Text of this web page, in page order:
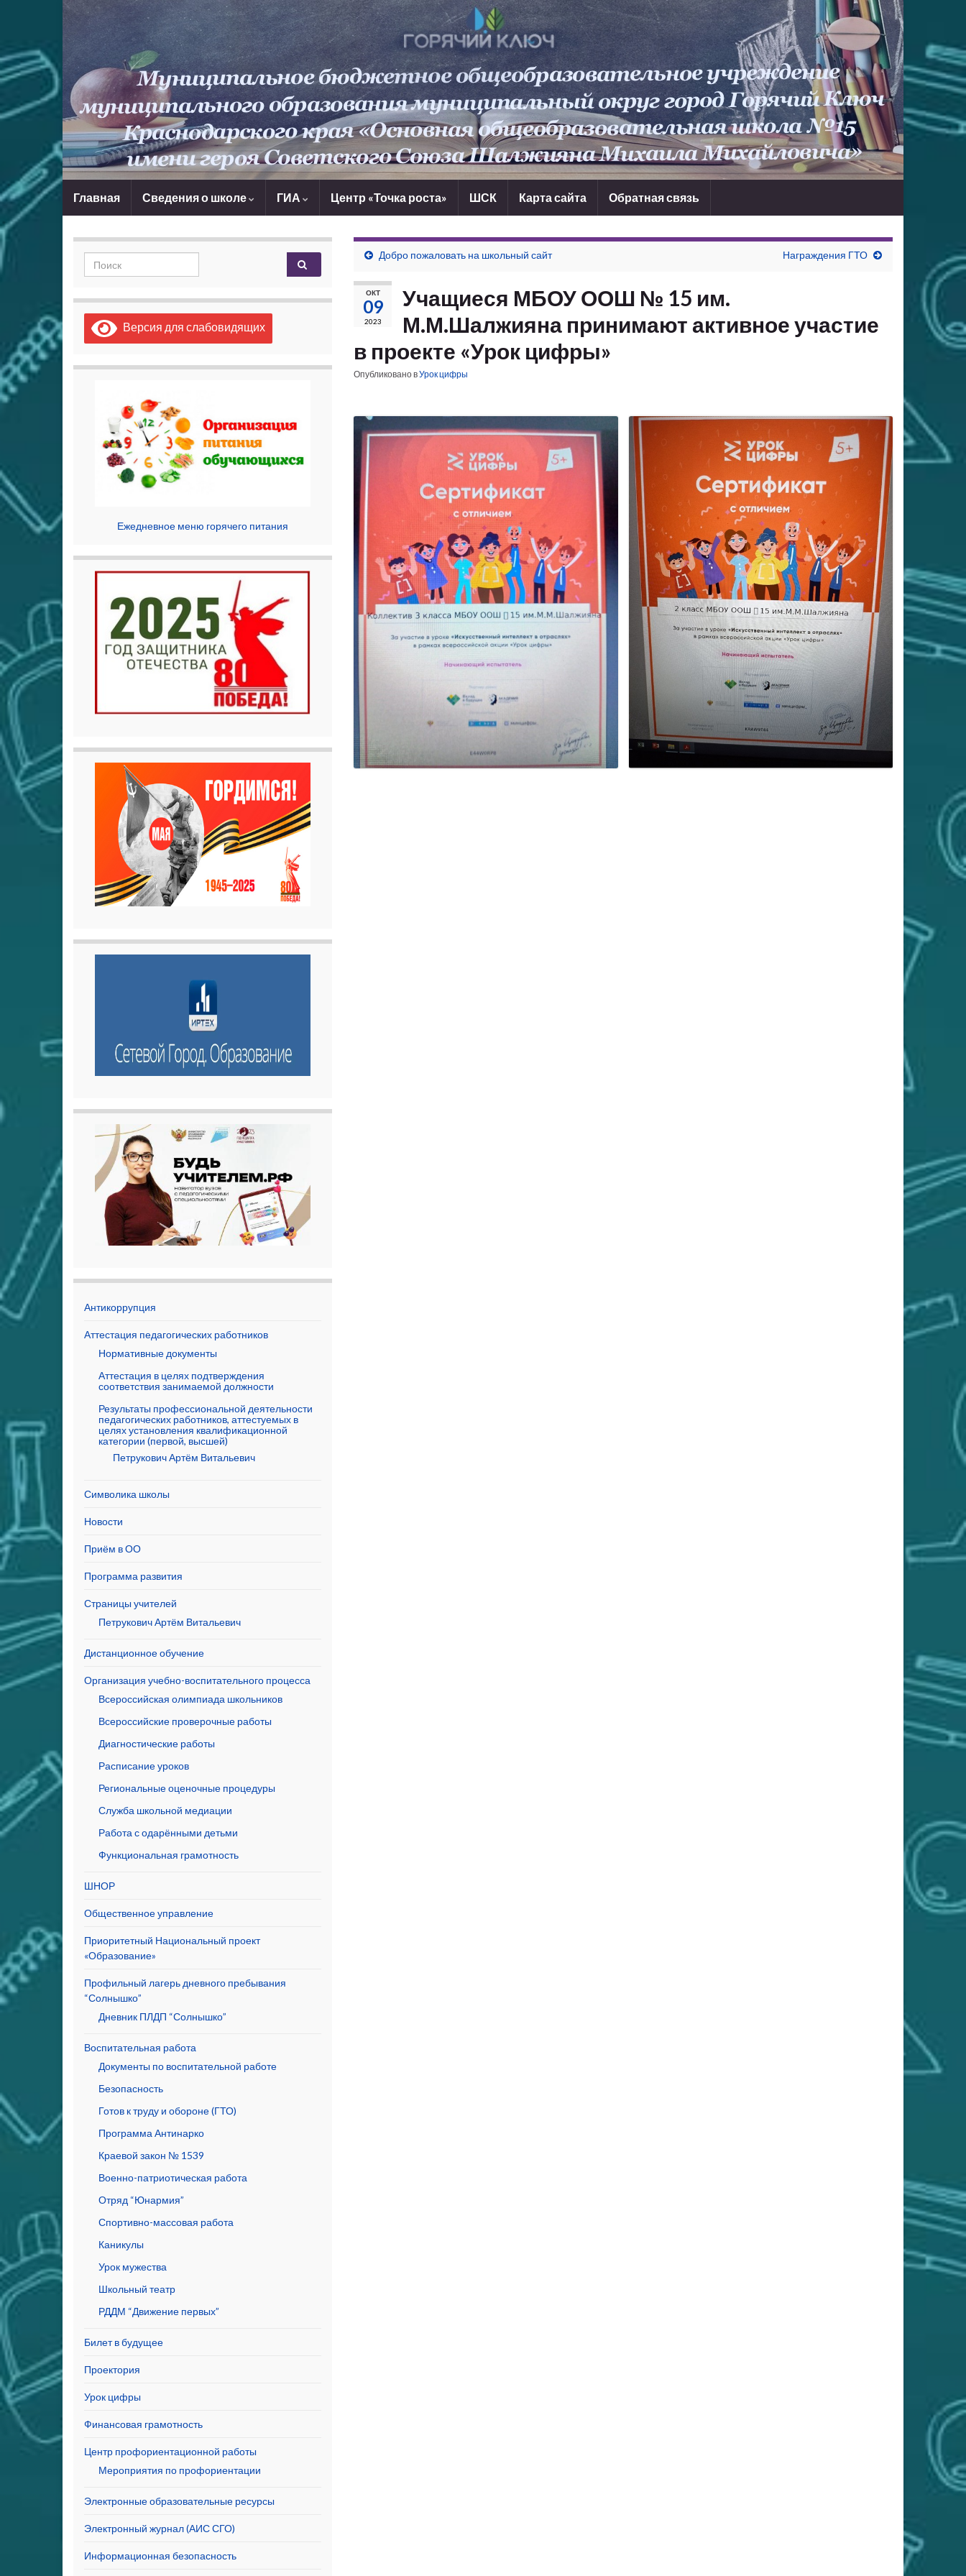
Главная Сведения о школе ГИА Центр «Точка роста» ШСК Карта сайта Обратная связь
Добро пожаловать на школьный сайт Награждения ГТО
ОКТ
09
2023
Учащиеся МБОУ ООШ № 15 им.
М.М.Шалжияна принимают активное участие
в проекте «Урок цифры»
Опубликовано вУрок цифры
Search for:
Версия для слабовидящих
Ежедневное меню горячего питания
Антикоррупция
Аттестация педагогических работников
Нормативные документы
Аттестация в целях подтверждения
соответствия занимаемой должности
Результаты профессиональной деятельности
педагогических работников, аттестуемых в
целях установления квалификационной
категории (первой, высшей)
Петрукович Артём Витальевич
Символика школы
Новости
Приём в ОО
Программа развития
Страницы учителей
Петрукович Артём Витальевич
Дистанционное обучение
Организация учебно-воспитательного процесса
Всероссийская олимпиада школьников
Всероссийские проверочные работы
Диагностические работы
Расписание уроков
Региональные оценочные процедуры
Служба школьной медиации
Работа с одарёнными детьми
Функциональная грамотность
ШНОР
Общественное управление
Приоритетный Национальный проект
«Образование»
Профильный лагерь дневного пребывания
“Солнышко”
Дневник ПЛДП “Солнышко”
Воспитательная работа
Документы по воспитательной работе
Безопасность
Готов к труду и обороне (ГТО)
Программа Антинарко
Краевой закон № 1539
Военно-патриотическая работа
Отряд “Юнармия”
Спортивно-массовая работа
Каникулы
Урок мужества
Школьный театр
РДДМ “Движение первых”
Билет в будущее
Проектория
Урок цифры
Финансовая грамотность
Центр профориентационной работы
Мероприятия по профориентации
Электронные образовательные ресурсы
Электронный журнал (АИС СГО)
Информационная безопасность